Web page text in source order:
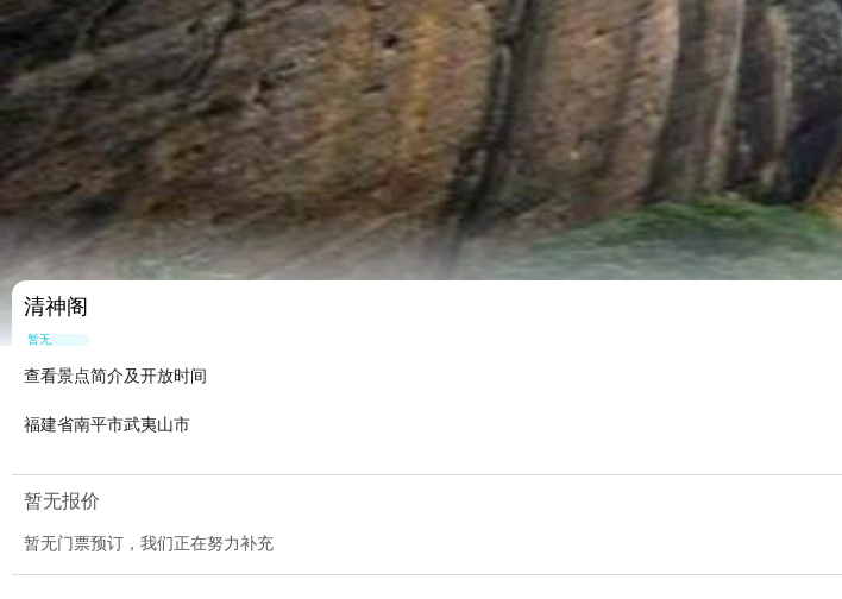
清神阁
暂无点评
查看景点简介及开放时间
福建省南平市武夷山市
暂无报价
暂无门票预订，我们正在努力补充